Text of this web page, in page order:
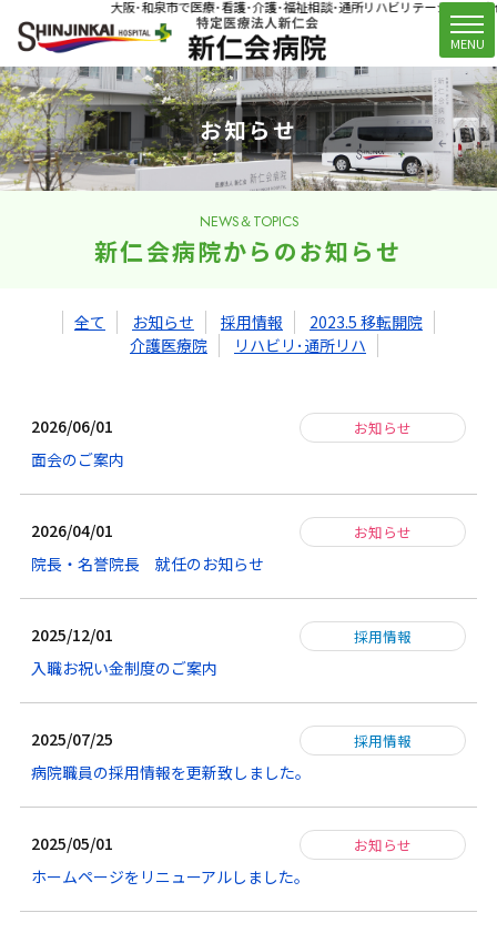
大阪･和泉市で医療･看護･介護･福祉相談･通所リハビリテーション(デ
t
o
g
g
l
e
n
a
MENU
お知らせ
NEWS＆TOPICS
新仁会病院からのお知らせ
全て お知らせ 採用情報
2023.5 移転開院
介護医療院
リハビリ･通所リハ
2026/06/01 お知らせ
面会のご案内
2026/04/01 お知らせ
院長・名誉院長 就任のお知らせ
2025/12/01 採用情報
入職お祝い金制度のご案内
2025/07/25 採用情報
病院職員の採用情報を更新致しました。
2025/05/01 お知らせ
ホームページをリニューアルしました。